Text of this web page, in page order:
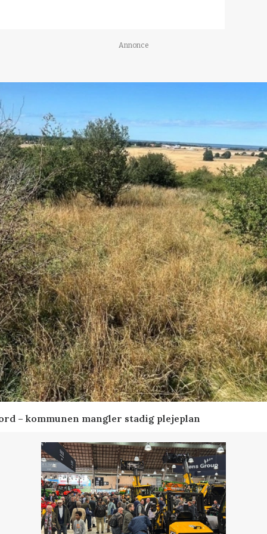
Annonce
– kommunen mangler stadig plejeplan